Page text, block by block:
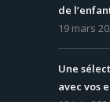
de
19 mars
Une
avec vos